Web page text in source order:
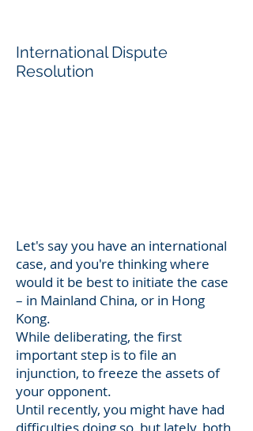
International Dispute
Resolution
Let's say you have an international
case, and you're thinking where
would it be best to initiate the case
– in Mainland China, or in Hong
Kong.
While deliberating, the first
important step is to file an
injunction, to freeze the assets of
your opponent.
Until recently, you might have had